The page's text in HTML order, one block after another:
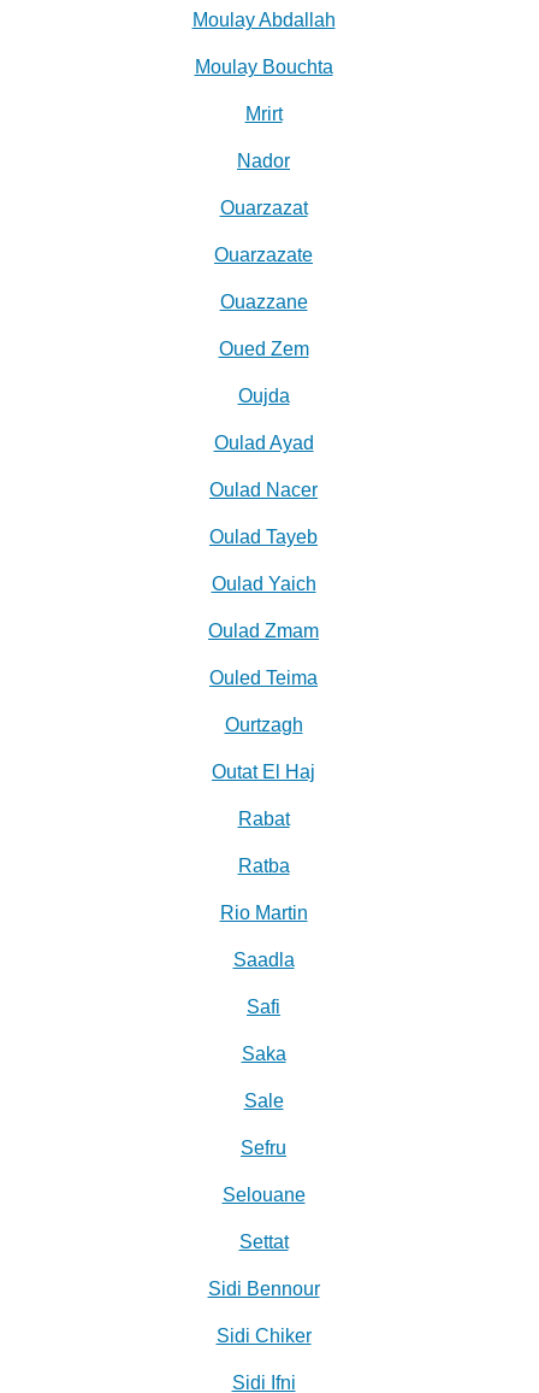
Moulay Abdallah
Moulay Bouchta
Mrirt
Nador
Ouarzazat
Ouarzazate
Ouazzane
Oued Zem
Oujda
Oulad Ayad
Oulad Nacer
Oulad Tayeb
Oulad Yaich
Oulad Zmam
Ouled Teima
Ourtzagh
Outat El Haj
Rabat
Ratba
Rio Martin
Saadla
Safi
Saka
Sale
Sefru
Selouane
Settat
Sidi Bennour
Sidi Chiker
Sidi Ifni